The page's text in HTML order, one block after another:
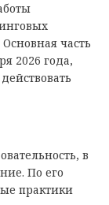
часть
2026 года,
в
По его
практики